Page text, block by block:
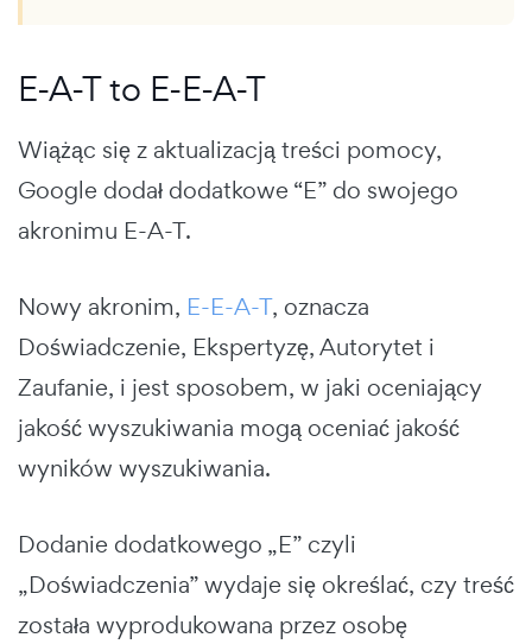
E-A-T to E-E-A-T
Wiążąc się z aktualizacją treści pomocy,
Google dodał dodatkowe “E” do swojego
akronimu E-A-T.
Nowy akronim, E-E-A-T, oznacza
Doświadczenie, Ekspertyzę, Autorytet i
Zaufanie, i jest sposobem, w jaki oceniający
jakość wyszukiwania mogą oceniać jakość
wyników wyszukiwania.
Dodanie dodatkowego „E” czyli
„Doświadczenia” wydaje się określać, czy treść
została wyprodukowana przez osobę